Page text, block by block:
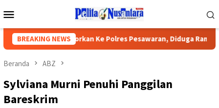
ke
Mobile
BREAKING NEWS
SMPN Dilaporkan Ke Polres Pesawaran, Diduga Rampas
Beranda ABZ
Sylviana Murni Penuhi Panggilan
Bareskrim